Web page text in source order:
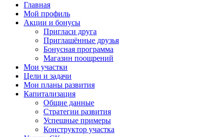
Главная
Мой профиль
Акции и бонусы
Пригласи друга
Приглашённые друзья
Бонусная программа
Магазин поощрений
Мои участки
Цели и задачи
Мои планы развития
Капитализация
Общие данные
Стратегии развития
Успешные примеры
Конструктор участка